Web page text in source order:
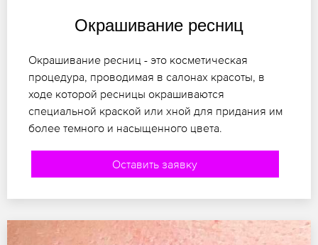
Окрашивание ресниц
Окрашивание ресниц - это косметическая
процедура, проводимая в салонах красоты, в
ходе которой ресницы окрашиваются
специальной краской или хной для придания им
более темного и насыщенного цвета.
Оставить заявку